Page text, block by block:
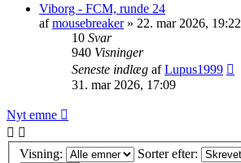
Viborg - FCM, runde 24
afmousebreaker» 22. mar 2026, 19:22
10 Svar
940 Visninger
Seneste indlæg afLupus1999
31. mar 2026, 17:09
Nyt emne
Visning: Sorter efter: